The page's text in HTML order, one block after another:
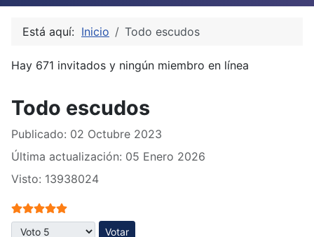
Está aquí: Inicio Todo escudos
Hay 671 invitados y ningún miembro en línea
Todo escudos
Publicado: 02 Octubre 2023
Última actualización: 05 Enero 2026
Visto: 13938024
Ratio:5/5
Por favor, vote